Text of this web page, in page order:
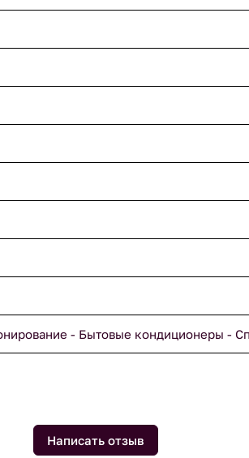
- Бытовые кондиционеры -
Написать отзыв